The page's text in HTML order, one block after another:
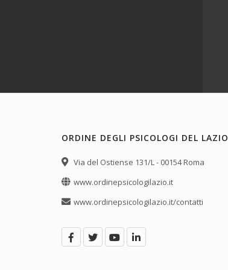
ORDINE DEGLI PSICOLOGI DEL LAZIO
Via del Ostiense 131/L - 00154 Roma
www.ordinepsicologilazio.it
www.ordinepsicologilazio.it/contatti